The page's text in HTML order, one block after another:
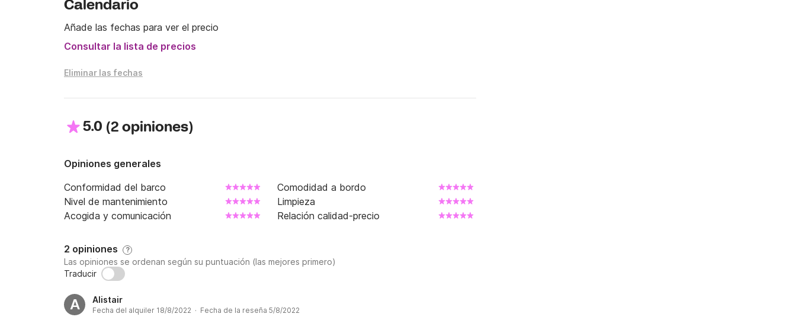
Calendario
Añade las fechas para ver el precio
Consultar la lista de precios
Eliminar las fechas
5.0 (2 opiniones)
Opiniones generales
Conformidad del barco
Comodidad a bordo
Nivel de mantenimiento
Limpieza
Acogida y comunicación
Relación calidad-precio
2 opiniones ?
Las opiniones se ordenan según su puntuación (las mejores primero)
Traducir
A Alistair
Fecha del alquiler 18/8/2022 · Fecha de la reseña 5/8/2022